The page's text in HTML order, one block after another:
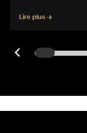
Lire plus →